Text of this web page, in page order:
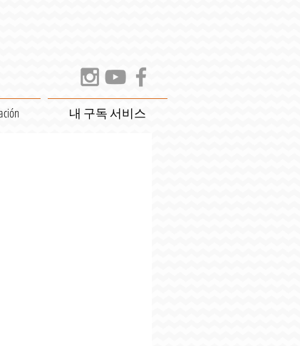
내 구독 서비스